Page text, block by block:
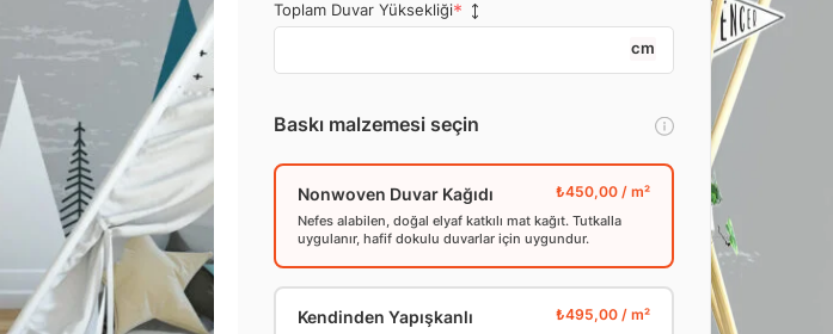
Toplam Duvar Yüksekliği
cm
Baskı malzemesi seçin
Nonwoven Duvar Kağıdı
Nefes alabilen, doğal elyaf katkılı mat kağıt. Tutkalla
uygulanır, hafif dokulu duvarlar için uygundur.
Kendinden Yapışkanlı